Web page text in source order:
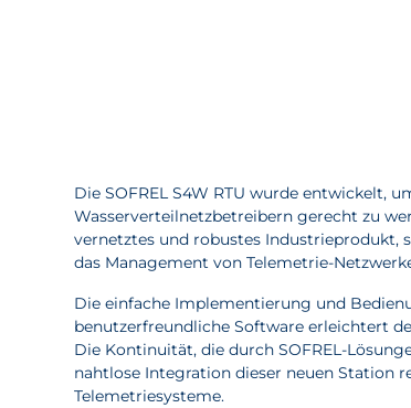
Die SOFREL S4W RTU wurde entwickelt,
Wasserverteilnetzbetreibern gerecht zu
vernetztes und robustes Industrieprodukt,
das Management von Telemetrie-
Die einfache Implementierung und
benutzerfreundliche Software erleichtert
Die Kontinuität, die durch SOFREL-
nahtlose Integration dieser neuen Station
Telemetriesysteme.